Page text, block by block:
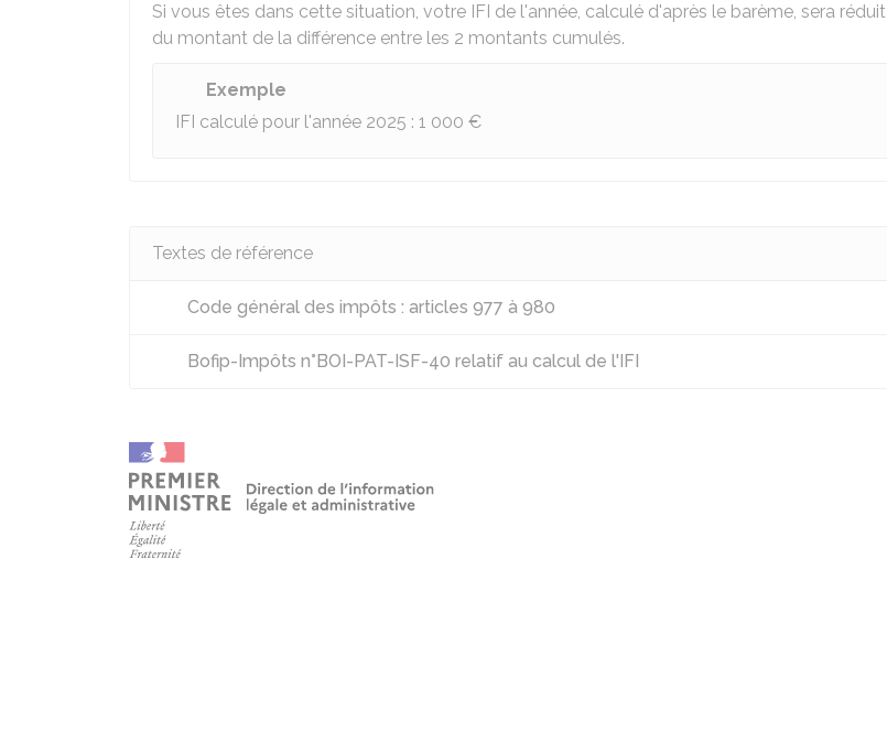
Si vous êtes dans cette situation, votre IFI de l'année, calculé d'après le barème, sera réduit
du montant de la différence entre les 2 montants cumulés.
Exemple
IFI calculé pour l'année 2025 : 1 000 €
Textes de référence
Code général des impôts : articles 977 à 980
Bofip-Impôts n°BOI-PAT-ISF-40 relatif au calcul de l'IFI